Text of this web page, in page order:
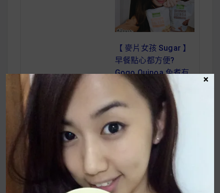
【 麥片女孩 Sugar 】
早餐點心都方便?
Gogo Quinoa 免煮有
機米藜麥脆片
導
【麥片女孩
福早餐 瑞士全家草
莓綜合穀物麥片開箱
×